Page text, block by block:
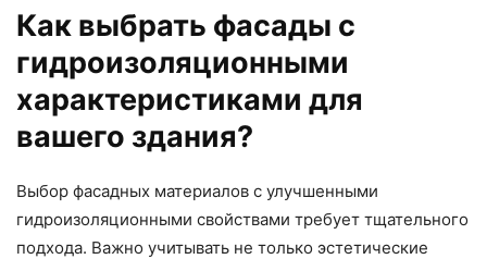
Как выбрать фасады с
гидроизоляционными
характеристиками для
вашего здания?
Выбор фасадных материалов с улучшенными
гидроизоляционными свойствами требует тщательного
подхода. Важно учитывать не только эстетические